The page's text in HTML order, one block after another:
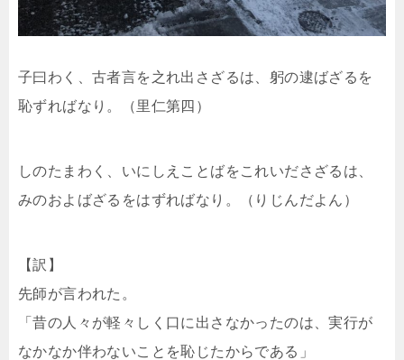
子曰わく、古者言を之れ出さざるは、躬の逮ばざるを
恥ずればなり。（里仁第四）
しのたまわく、いにしえことばをこれいださざるは、
みのおよばざるをはずればなり。（りじんだよん）
【訳】
先師が言われた。
「昔の人々が軽々しく口に出さなかったのは、実行が
なかなか伴わないことを恥じたからである」